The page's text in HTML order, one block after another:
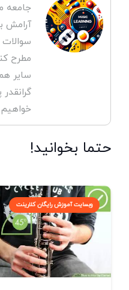
جامعه
آرامش
سوالات
مطرح
سایر
خواهیم
حتما بخوانید!
وبسایت آموزش رایگان کلارینت